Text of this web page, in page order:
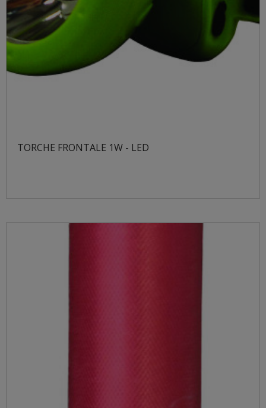
TORCHE FRONTALE 1W - LED